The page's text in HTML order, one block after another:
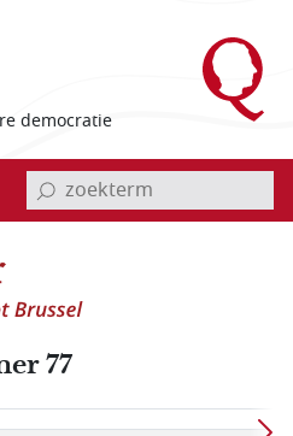
democratie
invoerveld zoekterm
77